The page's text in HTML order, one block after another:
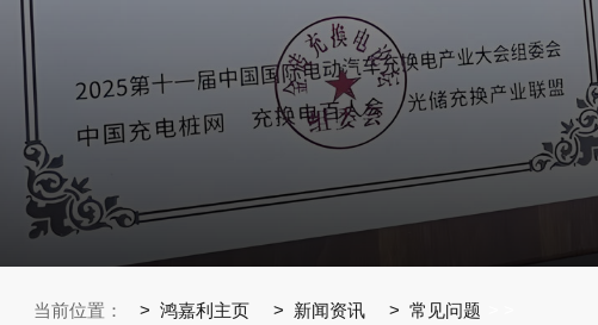
当前位置： 鸿嘉利主页 新闻资讯 常见问题